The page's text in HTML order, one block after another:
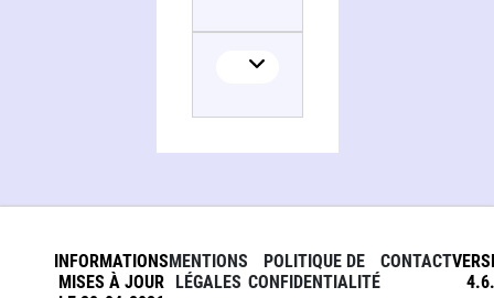
INFORMATIONS
MISES À JOUR
MENTIONS
LÉGALES
POLITIQUE DE
CONFIDENTIALITÉ
CONTACT